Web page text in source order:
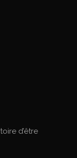
d’être